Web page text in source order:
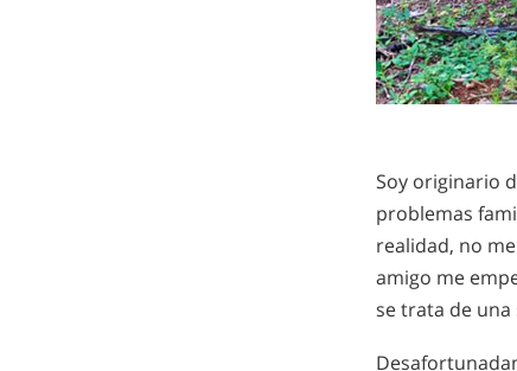
Soy originario
problemas
realidad, no
amigo me
se trata de